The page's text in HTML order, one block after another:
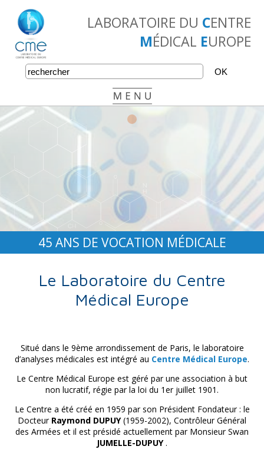
LABORATOIRE DU CENTRE
MÉDICAL EUROPE
•
45 ANS DE VOCATION MÉDICALE
Le Laboratoire du Centre
Médical Europe
Situé dans le 9ème arrondissement de Paris, le laboratoire
d’analyses médicales est intégré au Centre Médical Europe.
Le Centre Médical Europe est géré par une association à but
non lucratif, régie par la loi du 1er juillet 1901.
Le Centre a été créé en 1959 par son Président Fondateur : le
Docteur Raymond DUPUY(1959-2002), Contrôleur Général
des Armées et il est présidé actuellement par Monsieur Swan
JUMELLE-DUPUY .